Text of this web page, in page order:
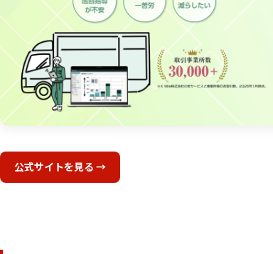
公式サイトを見る →